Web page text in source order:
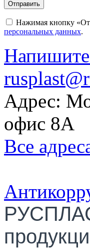
Отправить
Нажимая кнопку
персональных данных.
Адрес:
офис 8А
Все